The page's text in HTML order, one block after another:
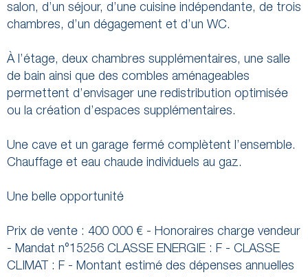
salon, d’un séjour, d’une cuisine indépendante, de trois
chambres, d’un dégagement et d’un WC.
À l’étage, deux chambres supplémentaires, une salle
de bain ainsi que des combles aménageables
permettent d’envisager une redistribution optimisée
ou la création d’espaces supplémentaires.
Une cave et un garage fermé complètent l’ensemble.
Chauffage et eau chaude individuels au gaz.
Une belle opportunité
Prix de vente : 400 000 € - Honoraires charge vendeur
- Mandat n°15256 CLASSE ENERGIE : F - CLASSE
CLIMAT : F - Montant estimé des dépenses annuelles